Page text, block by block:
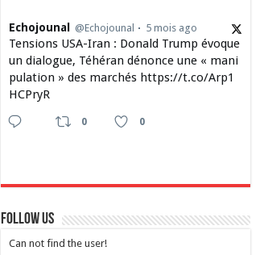
Echojounal @Echojounal 5 mois ago
Tensions USA-Iran : Donald Trump évoque
un dialogue, Téhéran dénonce une « mani
pulation » des marchés https://t.co/Arp1
HCPryR
0 0
Follow Us
Can not find the user!